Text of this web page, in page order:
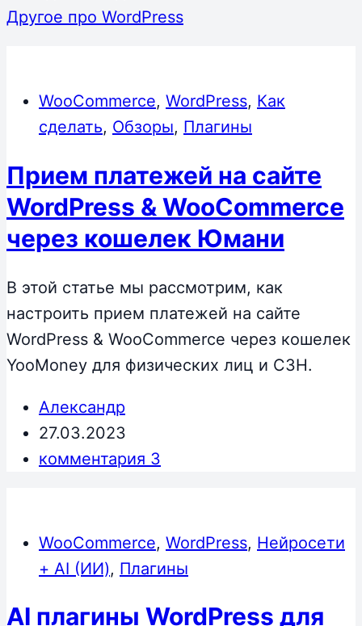
Другое про WordPress
WooCommerce, WordPress, Как
сделать, Обзоры, Плагины
Прием платежей на сайте
WordPress & WooCommerce
через кошелек Юмани
В этой статье мы рассмотрим, как
настроить прием платежей на сайте
WordPress & WooCommerce через кошелек
YooMoney для физических лиц и СЗН.
Александр
27.03.2023
комментария 3
WooCommerce, WordPress, Нейросети
+ AI (ИИ), Плагины
AI плагины WordPress для